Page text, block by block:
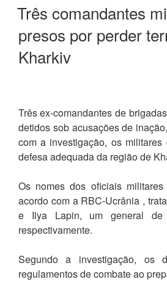
Três comandantes
presos por perder
Kharkiv
Três ex-comandantes de
detidos sob acusações de
com a investigação, os
defesa adequada da região de
Os nomes dos oficiais
acordo com a RBC-Ucrânia ,
e Ilya Lapin, um general de
respectivamente.
Segundo a investigação, os
regulamentos de combate ao